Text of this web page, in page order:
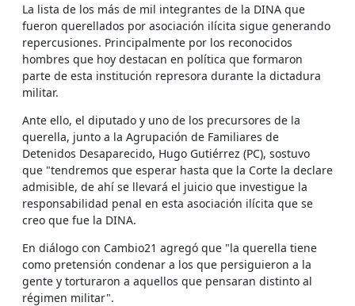
La lista de los más de mil integrantes de la DINA que
fueron querellados por asociación ilícita sigue generando
repercusiones. Principalmente por los reconocidos
hombres que hoy destacan en política que formaron
parte de esta institución represora durante la dictadura
militar.
Ante ello, el diputado y uno de los precursores de la
querella, junto a la Agrupación de Familiares de
Detenidos Desaparecido, Hugo Gutiérrez (PC), sostuvo
que "tendremos que esperar hasta que la Corte la declare
admisible, de ahí se llevará el juicio que investigue la
responsabilidad penal en esta asociación ilícita que se
creo que fue la DINA.
En diálogo con Cambio21 agregó que "la querella tiene
como pretensión condenar a los que persiguieron a la
gente y torturaron a aquellos que pensaran distinto al
régimen militar".